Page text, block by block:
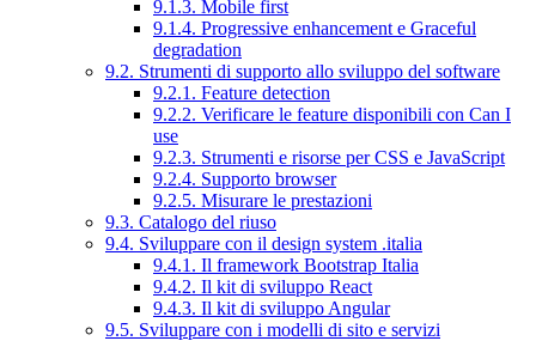
9.1.3. Mobile first
9.1.4. Progressive enhancement e Graceful
degradation
9.2. Strumenti di supporto allo sviluppo del software
9.2.1. Feature detection
9.2.2. Verificare le feature disponibili con Can I
use
9.2.3. Strumenti e risorse per CSS e JavaScript
9.2.4. Supporto browser
9.2.5. Misurare le prestazioni
9.3. Catalogo del riuso
9.4. Sviluppare con il design system .italia
9.4.1. Il framework Bootstrap Italia
9.4.2. Il kit di sviluppo React
9.4.3. Il kit di sviluppo Angular
9.5. Sviluppare con i modelli di sito e servizi